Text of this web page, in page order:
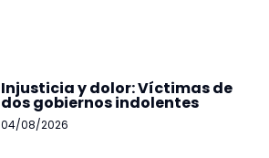
Injusticia y dolor: Víctimas de
dos gobiernos indolentes
04/08/2026